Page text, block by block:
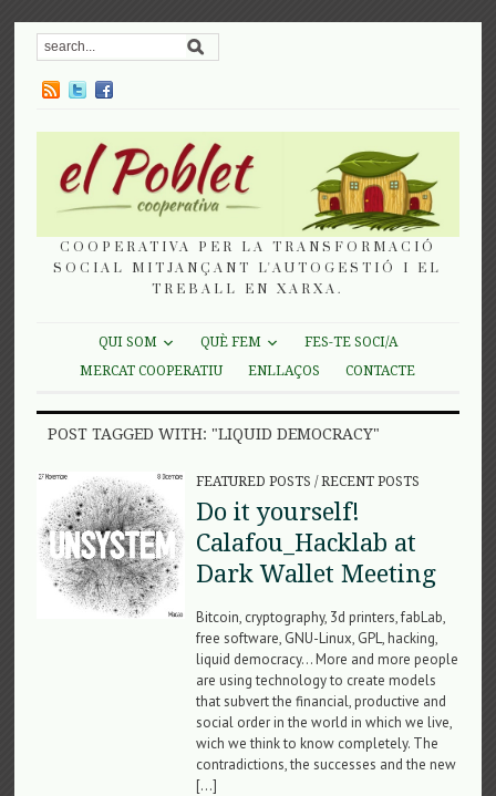
COOPERATIVA PER LA TRANSFORMACIÓ
SOCIAL MITJANÇANT L'AUTOGESTIÓ I EL
TREBALL EN XARXA.
QUI SOM QUÈ FEM
FES-TE SOCI/A
MERCAT COOPERATIU
ENLLAÇOS CONTACTE
POST TAGGED WITH: "LIQUID DEMOCRACY"
FEATURED POSTS /RECENT POSTS
Do it yourself!
Calafou_Hacklab at
Dark Wallet Meeting
Bitcoin, cryptography, 3d printers, fabLab,
free software, GNU-Linux, GPL, hacking,
liquid democracy… More and more people
are using technology to create models
that subvert the financial, productive and
social order in the world in which we live,
wich we think to know completely. The
contradictions, the successes and the new
[…]